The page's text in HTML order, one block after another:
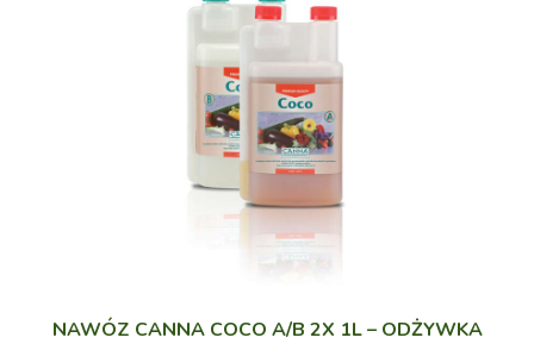
NAWÓZ CANNA COCO A/B 2X 1L – ODŻYWKA